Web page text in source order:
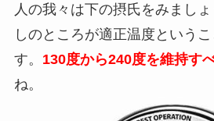
人の我々は下の摂氏をみまし
しのところが適正温度という
す。 130度から240度を維持す
ね。